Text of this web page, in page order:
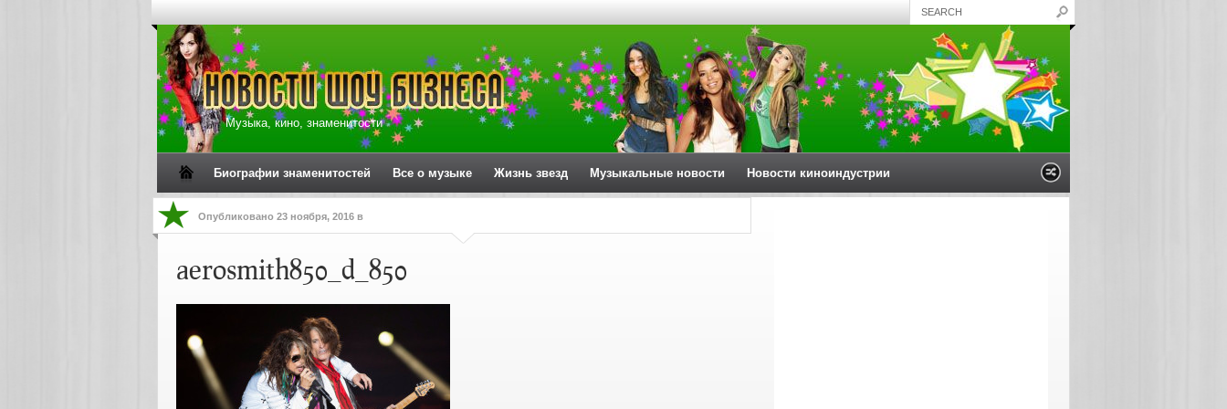
Музыка, кино, знаменитости
Биографии знаменитостей Все о музыке Жизнь звезд Музыкальные новости Новости киноиндустрии
Опубликовано 23 ноября, 2016 в
aerosmith850_d_850